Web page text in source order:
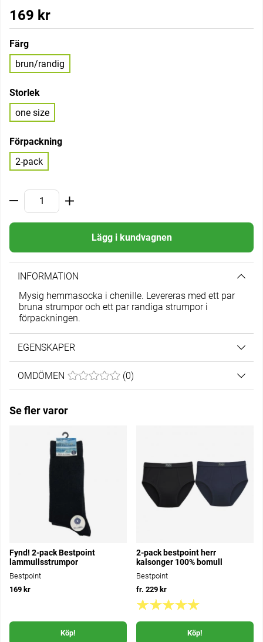
169 kr
Färg
brun/randig
Storlek
one size
Förpackning
2-pack
Lägg i kundvagnen
INFORMATION
Mysig hemmasocka i chenille. Levereras med ett par
bruna strumpor och ett par randiga strumpor i
förpackningen.
EGENSKAPER
OMDÖMEN MEDELBETYG 0 AV 5 ANTAL BETYG 0
(0)
Se fler varor
Fynd! 2-pack Bestpoint
lammullsstrumpor
Bestpoint
169 kr
Köp!
2-pack bestpoint herr
kalsonger 100% bomull
Bestpoint
fr. 229 kr
Köp!